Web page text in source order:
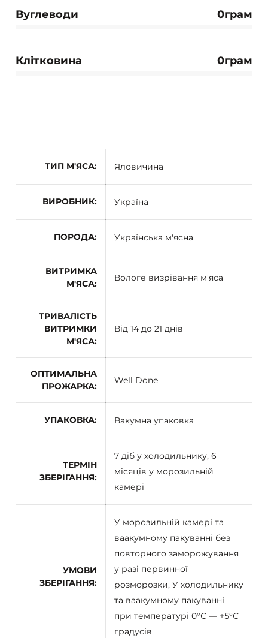
Вуглеводи 0грам
Клітковина 0грам
ТИП М'ЯСА Яловичина
ВИРОБНИК Україна
ПОРОДА Українська м'ясна
ВИТРИМКА
М'ЯСА
Вологе визрівання м'яса
ТРИВАЛІСТЬ
ВИТРИМКИ
М'ЯСА
Від 14 до 21 днів
ОПТИМАЛЬНА
ПРОЖАРКА
Well Done
УПАКОВКА Вакумна упаковка
ТЕРМІН
ЗБЕРІГАННЯ
7 діб у холодильнику, 6
місяців у морозильній
камері
УМОВИ
ЗБЕРІГАННЯ
У морозильній камері та
ваакумному пакуванні без
повторного заморожування
у разі первинної
розморозки, У холодильнику
та ваакумному пакуванні
при температурі 0°С — +5°С
градусів